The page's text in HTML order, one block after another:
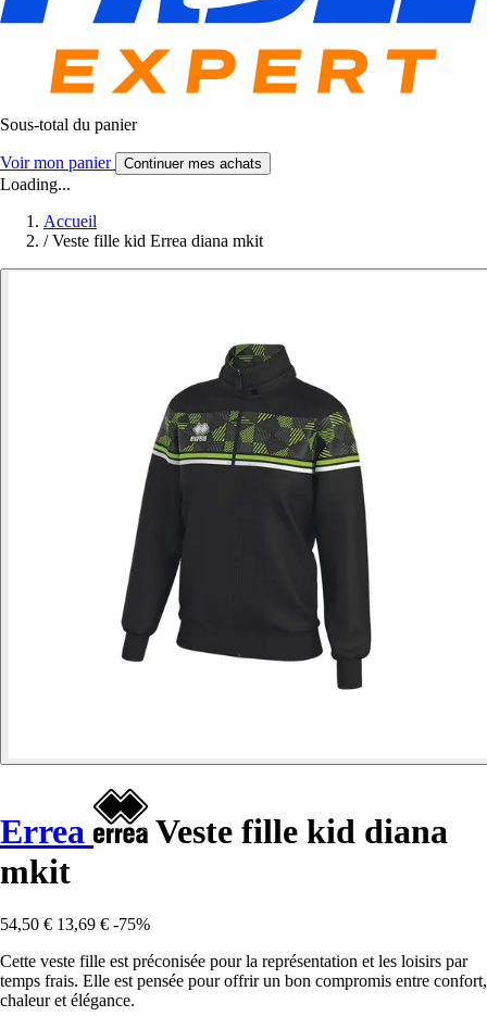
Sous-total du panier
Voir mon panier Continuer mes achats
Loading...
Accueil
/ Veste fille kid Errea diana mkit
Errea
Veste fille kid diana
mkit
54,50 € 13,69 € -75%
Cette veste fille est préconisée pour la représentation et les loisirs par
temps frais. Elle est pensée pour offrir un bon compromis entre confort,
chaleur et élégance.